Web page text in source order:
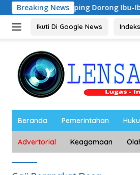
Breaking News
Caping Dorong Ibu-Ibu Magetan
Ikuti Di Google News
Beranda Pemerintahan
Advertorial Keagamaan